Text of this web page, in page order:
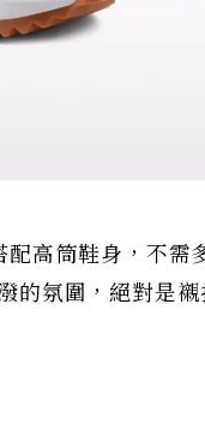
高筒鞋身，不需
的氛圍，絕對是